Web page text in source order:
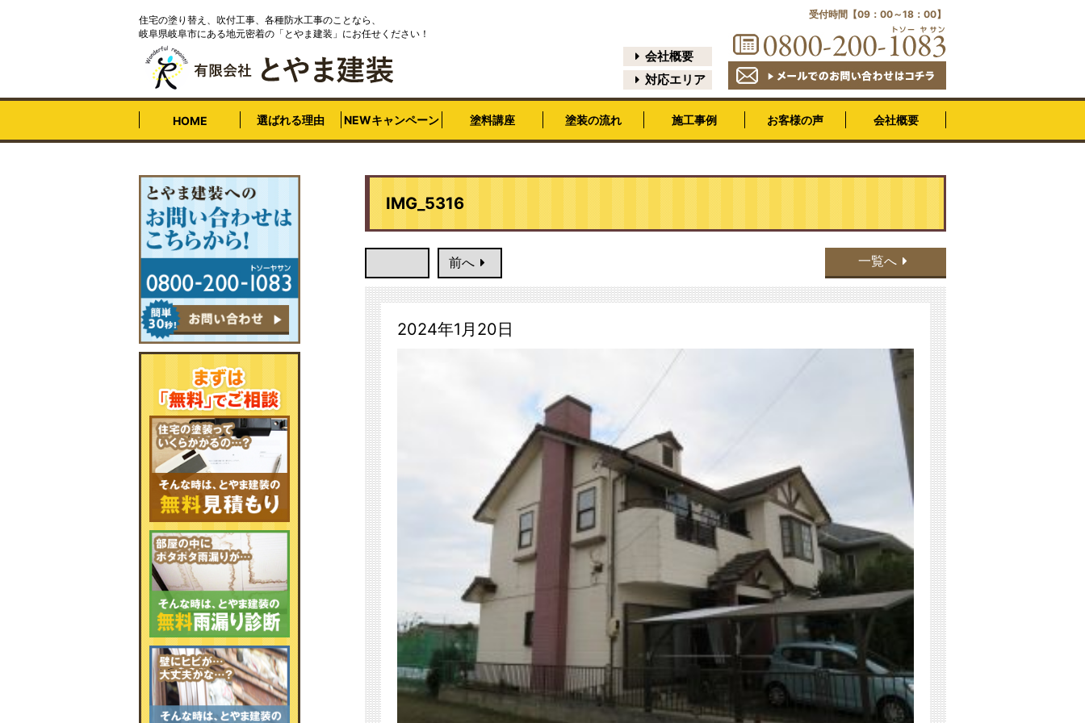
住宅の塗り替え、吹付工事、各種防水工事のことなら、
岐阜県岐阜市にある地元密着の「とやま建装」にお任せください！
会社概要
対応エリア
受付時間【09：00～18：00】
HOME 選ばれる理由 NEWキャンペーン 塗料講座 塗装の流れ 施工事例 お客様の声 会社概要
IMG_5316
前へ 一覧へ
2024年1月20日